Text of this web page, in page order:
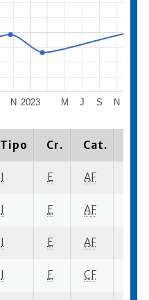
2023
N M J S N
Tipo Cr. Cat.
I E AF
I E AF
I E AF
I E CF